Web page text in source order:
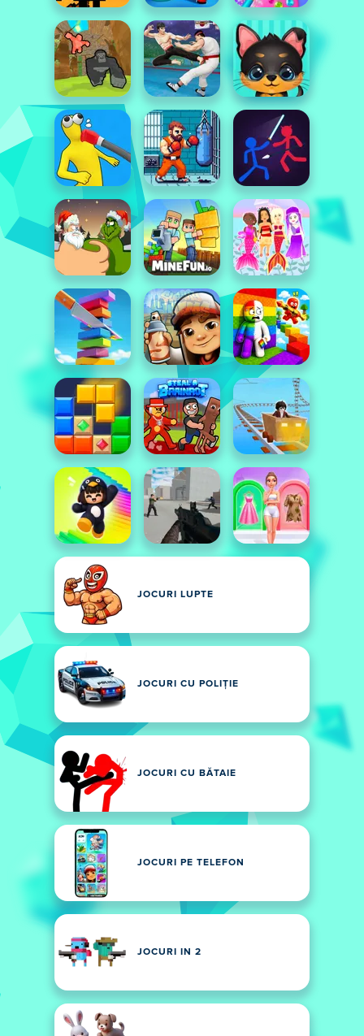
JOCURI LUPTE
JOCURI CU POLIȚIE
JOCURI CU BĂTAIE
JOCURI PE TELEFON
JOCURI IN 2